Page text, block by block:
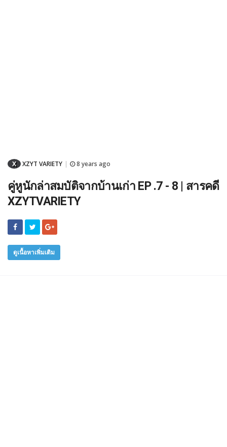
X XZYT VARIETY 8 years ago
คู่หูนักล่าสมบัติจากบ้านเก่า EP .7 - 8 | สารคดี
XZYTVARIETY
ดูเนื้อหาเพิ่มเติม